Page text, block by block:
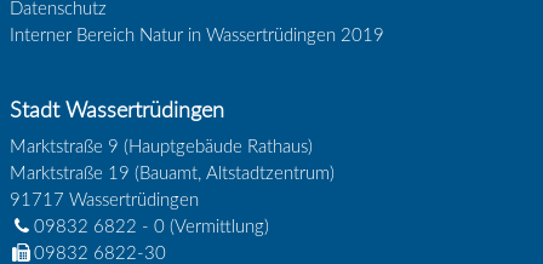
Datenschutz
Interner Bereich Natur in Wassertrüdingen 2019
Stadt Wassertrüdingen
Marktstraße 9 (Hauptgebäude Rathaus)
Marktstraße 19 (Bauamt, Altstadtzentrum)
91717 Wassertrüdingen
09832 6822 - 0(Vermittlung)
09832 6822-30